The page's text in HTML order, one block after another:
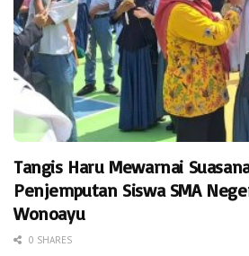
Tangis Haru Mewarnai
Penjemputan Siswa SMA
Wonoayu
0 SHARES